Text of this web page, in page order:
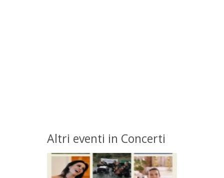
Altri eventi in Concerti